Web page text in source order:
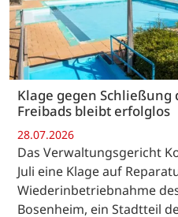
Klage gegen Schließung
Freibads bleibt erfolglos
28.07.2026
Das Verwaltungsgericht
Juli eine Klage auf
Wiederinbetriebnahme
Bosenheim, ein Stadtteil